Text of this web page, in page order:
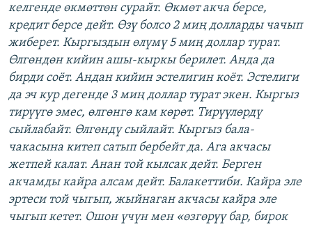
келгенде өкмөттөн сурайт. Өкмөт акча берсе,
кредит берсе дейт. Өзү болсо 2 миң долларды чачып
жиберет. Кыргыздын өлүмү 5 миң доллар турат.
Өлгөндөн кийин ашы-кыркы берилет. Анда да
бирди соёт. Андан кийин эстелигин коёт. Эстелиги
да эч кур дегенде 3 миң доллар турат экен. Кыргыз
тирүүгө эмес, өлгөнгө кам көрөт. Тирүүлөрдү
сыйлабайт. Өлгөндү сыйлайт. Кыргыз бала-
чакасына китеп сатып бербейт да. Ага акчасы
жетпей калат. Анан той кылсак дейт. Берген
акчамды кайра алсам дейт. Балакеттиби. Кайра эле
эртеси той чыгып, жыйнаган акчасы кайра эле
чыгып кетет. Ошон үчүн мен «өзгөрүү бар, бирок